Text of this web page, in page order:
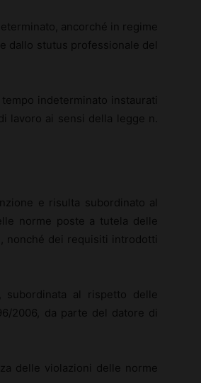
ancorché in regime
dallo stutus professionale del
indeterminato instaurati
lavoro ai sensi della legge n.
e risulta subordinato al
norme poste a tutela delle
nonché dei requisiti introdotti
al rispetto delle
2006, da parte del datore di
delle violazioni delle norme